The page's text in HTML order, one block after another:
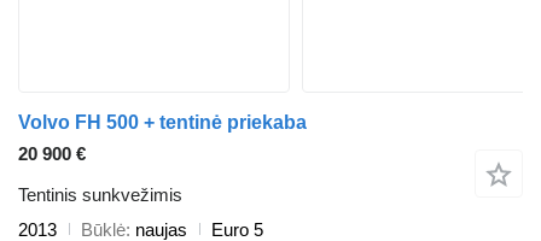
Volvo FH 500 + tentinė priekaba
20 900 €
Tentinis sunkvežimis
2013
Būklė naujas
Euro 5